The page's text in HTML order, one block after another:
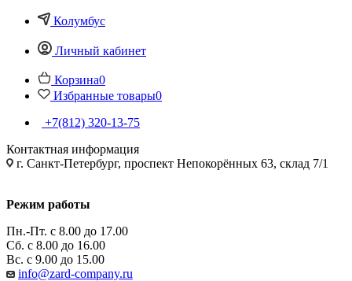
Колумбус
Личный кабинет
Корзина0
Избранные товары0
+7(812) 320-13-75
Контактная информация
г. Санкт-Петербург, проспект Непокорённых 63, склад 7/1
Режим работы
Пн.-Пт. с 8.00 до 17.00
Сб. с 8.00 до 16.00
Вс. с 9.00 до 15.00
info@zard-company.ru